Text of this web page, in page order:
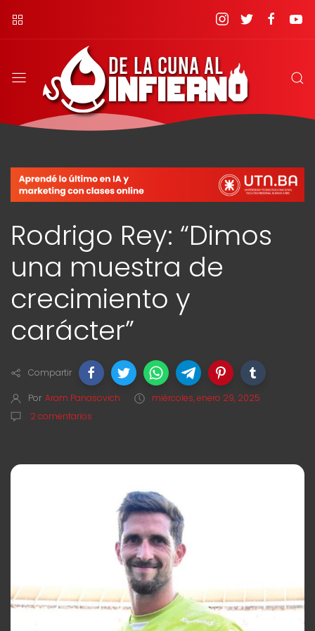
Rodrigo Rey: “Dimos
una muestra de
crecimiento y
carácter”
Compartir
Por Aram Panasovich
miércoles, enero 29, 2025
2 comentarios